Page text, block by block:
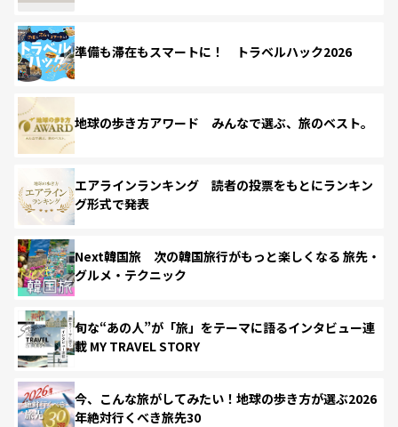
準備も滞在もスマートに！ トラベルハック2026
地球の歩き方アワード みんなで選ぶ、旅のベスト。
エアラインランキング 読者の投票をもとにランキン
グ形式で発表
Next韓国旅 次の韓国旅行がもっと楽しくなる 旅先・
グルメ・テクニック
旬な“あの人”が「旅」をテーマに語るインタビュー連
載 MY TRAVEL STORY
今、こんな旅がしてみたい！地球の歩き方が選ぶ2026
年絶対行くべき旅先30